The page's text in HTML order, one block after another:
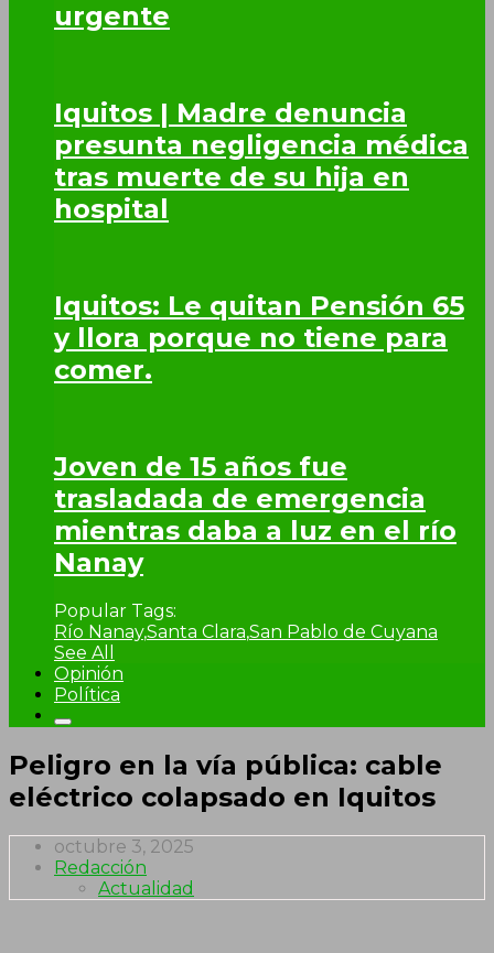
urgente
Iquitos | Madre denuncia
presunta negligencia médica
tras muerte de su hija en
hospital
Iquitos: Le quitan Pensión 65
y llora porque no tiene para
comer.
Joven de 15 años fue
trasladada de emergencia
mientras daba a luz en el río
Nanay
Popular Tags:
Río Nanay,Santa Clara,San Pablo de Cuyana
See All
Opinión
Política
Peligro en la vía pública: cable
eléctrico colapsado en Iquitos
octubre 3, 2025
Redacción
Actualidad